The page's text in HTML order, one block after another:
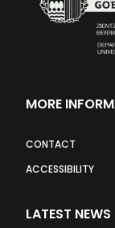
MORE
CONTACT
ACCESSIBILITY
LATEST NEWS